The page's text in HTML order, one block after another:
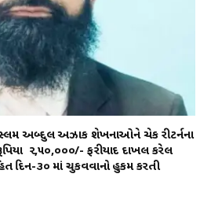
અબ્દુલ અઝાક શેખનાઓને ચેક રીટર્નના
₹ ૨,૫૦,૦૦૦/- ફરીયાદ દાખલ કરેલ
દિન-૩૦ માં ચુકવવાનો હુકમ કરતી